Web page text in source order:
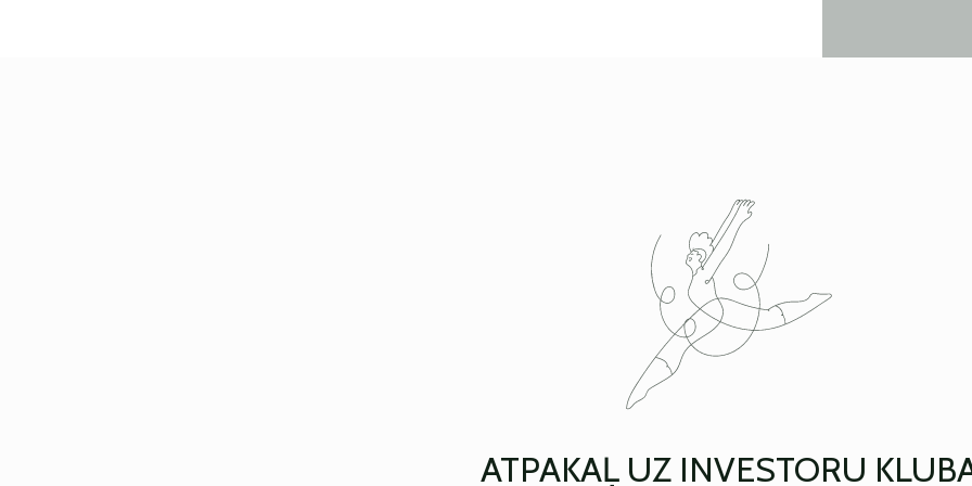
ATPAKAĻ UZ INVESTORU